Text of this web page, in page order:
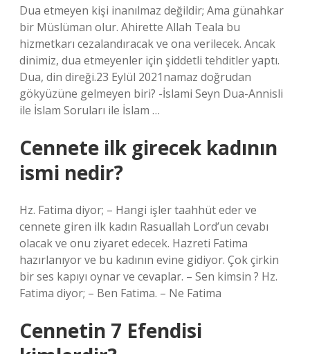
Dua etmeyen kişi inanılmaz değildir; Ama günahkar
bir Müslüman olur. Ahirette Allah Teala bu
hizmetkarı cezalandıracak ve ona verilecek. Ancak
dinimiz, dua etmeyenler için şiddetli tehditler yaptı.
Dua, din direği.23 Eylül 2021namaz doğrudan
gökyüzüne gelmeyen biri? -İslami Seyn Dua-Annisli
ile İslam Soruları ile İslam …
Cennete ilk girecek kadının
ismi nedir?
Hz. Fatima diyor; – Hangi işler taahhüt eder ve
cennete giren ilk kadın Rasuallah Lord’un cevabı
olacak ve onu ziyaret edecek. Hazreti Fatima
hazırlanıyor ve bu kadının evine gidiyor. Çok çirkin
bir ses kapıyı oynar ve cevaplar. – Sen kimsin ? Hz.
Fatima diyor; – Ben Fatima. – Ne Fatima
Cennetin 7 Efendisi